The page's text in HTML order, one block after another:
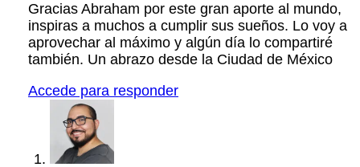
Gracias Abraham por este gran aporte al mundo,
inspiras a muchos a cumplir sus sueños. Lo voy a
aprovechar al máximo y algún día lo compartiré
también. Un abrazo desde la Ciudad de México
Accede para responder